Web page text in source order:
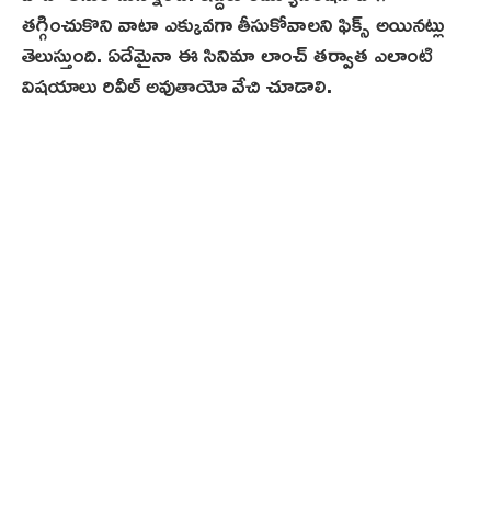
తగ్గించుకొని వాటా ఎక్కువగా తీసుకోవాలని ఫిక్స్ అయినట్లు
తెలుస్తుంది. ఏదేమైనా ఈ సినిమా లాంచ్‌ తర్వాత ఎలాంటి
విషయాలు రివీల్ అవుతాయో వేచి చూడాలి.